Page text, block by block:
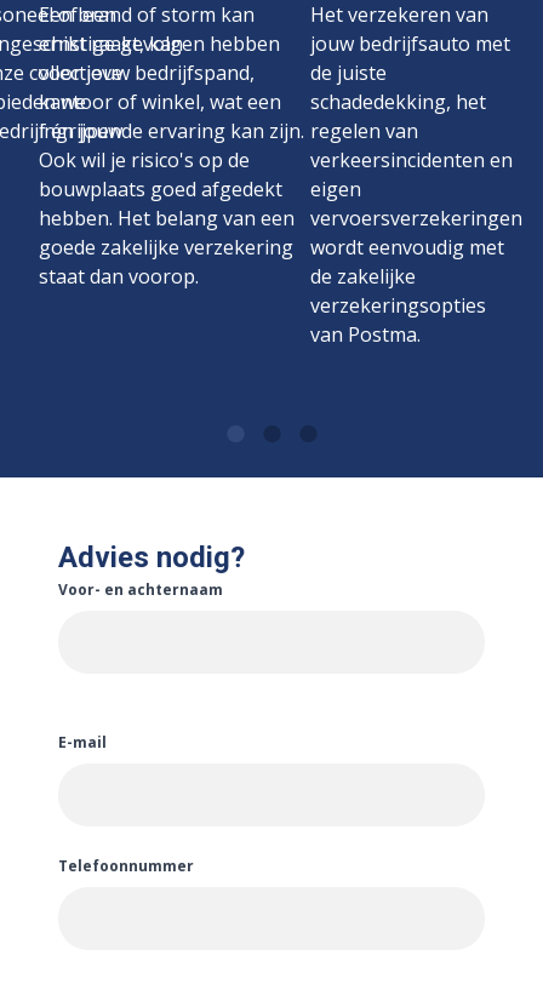
of een
raakt, kan
collectieve
we
én jouw
Een brand of storm kan
ernstige gevolgen hebben
voor jouw bedrijfspand,
kantoor of winkel, wat een
ingrijpende ervaring kan zijn.
Ook wil je risico's op de
bouwplaats goed afgedekt
hebben. Het belang van een
goede zakelijke verzekering
staat dan voorop.
Het verzekeren van
jouw bedrijfsauto met
de juiste
schadedekking, het
regelen van
verkeersincidenten en
eigen
vervoersverzekeringen
wordt eenvoudig met
de zakelijke
verzekeringsopties
van Postma.
Advies nodig?
Voor- en achternaam
E-mail
Telefoonnummer